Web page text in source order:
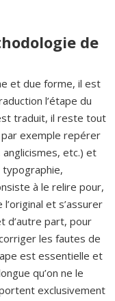
de
et due forme, il est
l’étape du
traduit, il reste tout
exemple repérer
etc.) et
typographie,
à le relire pour,
et s’assurer
d’autre part, pour
les fautes de
est essentielle et
qu’on ne le
exclusivement